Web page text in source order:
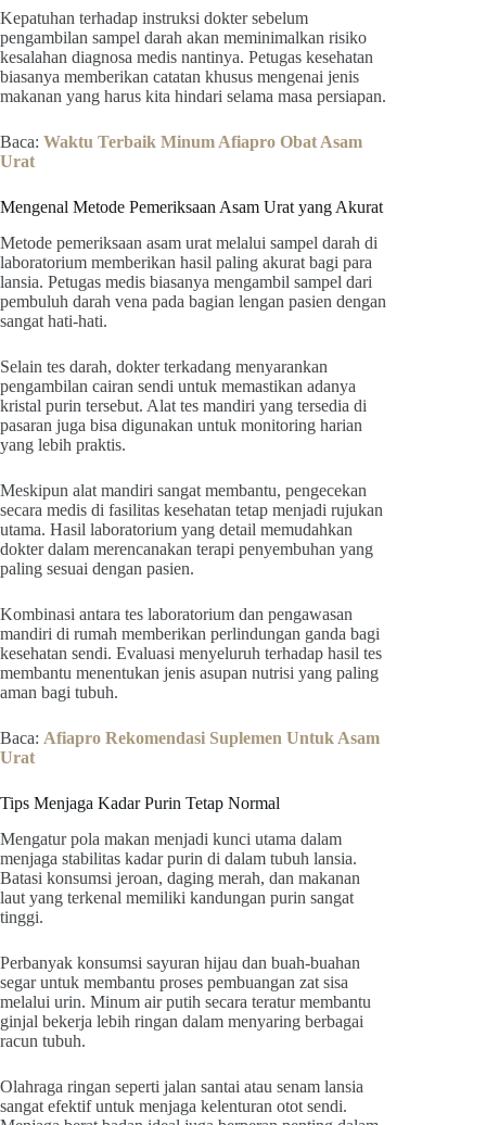
Kepatuhan terhadap instruksi dokter sebelum
pengambilan sampel darah akan meminimalkan risiko
kesalahan diagnosa medis nantinya. Petugas kesehatan
biasanya memberikan catatan khusus mengenai jenis
makanan yang harus kita hindari selama masa persiapan.
Baca: Waktu Terbaik Minum Afiapro Obat Asam
Urat
Mengenal Metode Pemeriksaan Asam Urat yang Akurat
Metode pemeriksaan asam urat melalui sampel darah di
laboratorium memberikan hasil paling akurat bagi para
lansia. Petugas medis biasanya mengambil sampel dari
pembuluh darah vena pada bagian lengan pasien dengan
sangat hati-hati.
Selain tes darah, dokter terkadang menyarankan
pengambilan cairan sendi untuk memastikan adanya
kristal purin tersebut. Alat tes mandiri yang tersedia di
pasaran juga bisa digunakan untuk monitoring harian
yang lebih praktis.
Meskipun alat mandiri sangat membantu, pengecekan
secara medis di fasilitas kesehatan tetap menjadi rujukan
utama. Hasil laboratorium yang detail memudahkan
dokter dalam merencanakan terapi penyembuhan yang
paling sesuai dengan pasien.
Kombinasi antara tes laboratorium dan pengawasan
mandiri di rumah memberikan perlindungan ganda bagi
kesehatan sendi. Evaluasi menyeluruh terhadap hasil tes
membantu menentukan jenis asupan nutrisi yang paling
aman bagi tubuh.
Baca: Afiapro Rekomendasi Suplemen Untuk Asam
Urat
Tips Menjaga Kadar Purin Tetap Normal
Mengatur pola makan menjadi kunci utama dalam
menjaga stabilitas kadar purin di dalam tubuh lansia.
Batasi konsumsi jeroan, daging merah, dan makanan
laut yang terkenal memiliki kandungan purin sangat
tinggi.
Perbanyak konsumsi sayuran hijau dan buah-buahan
segar untuk membantu proses pembuangan zat sisa
melalui urin. Minum air putih secara teratur membantu
ginjal bekerja lebih ringan dalam menyaring berbagai
racun tubuh.
Olahraga ringan seperti jalan santai atau senam lansia
sangat efektif untuk menjaga kelenturan otot sendi.